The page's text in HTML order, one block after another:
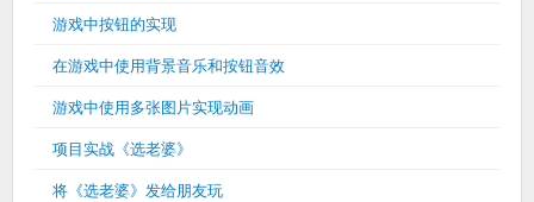
游戏中按钮的实现
在游戏中使用背景音乐和按钮音效
游戏中使用多张图片实现动画
项目实战《选老婆》
将《选老婆》发给朋友玩